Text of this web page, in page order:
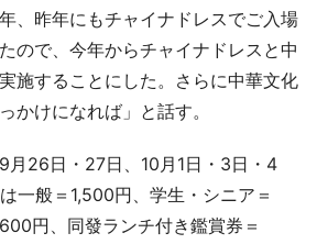
、昨年にもチャイナドレスでご入場
ので、今年からチャイナドレスと中
施することにした。さらに中華文化
かけになれば」と話す。
26日・27日、10月1日・3日・4
一般＝1,500円、学生・シニア＝
円、同發ランチ付き鑑賞券＝